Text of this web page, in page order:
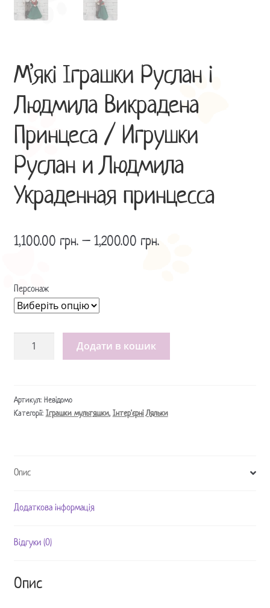
М’які Іграшки Руслан і
Людмила Викрадена
Принцеса / Игрушки
Руслан и Людмила
Украденная принцесса
1,100.00 грн.– 1,200.00 грн.
Персонаж
Людмила
Викрадена
Руслан
Людмила
кількість
Додати в кошик
Артикул: Невідомо
Категорії: Іграшки мультяшки, Інтер'єрні Ляльки
Опис
Додаткова інформація
Відгуки (0)
Опис